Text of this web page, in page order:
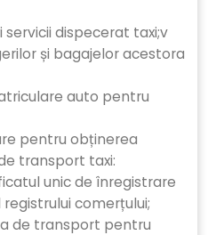
dispecerat taxi;v
și bagajelor acestora
auto pentru
pentru obținerea
transport taxi:
unic de înregistrare
comerțului;
de transport pentru